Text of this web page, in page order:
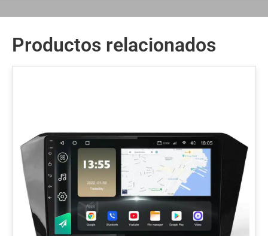
Productos relacionados